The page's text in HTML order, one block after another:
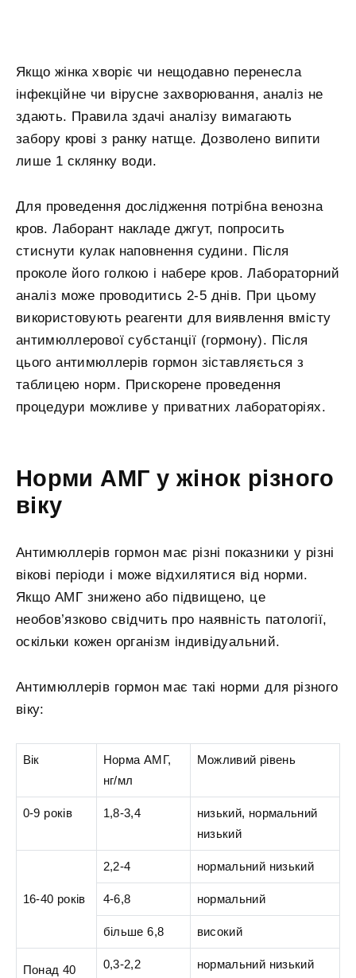
Якщо жінка хворіє чи нещодавно перенесла
інфекційне чи вірусне захворювання, аналіз не
здають. Правила здачі аналізу вимагають
забору крові з ранку натще. Дозволено випити
лише 1 склянку води.
Для проведення дослідження потрібна венозна
кров. Лаборант накладе джгут, попросить
стиснути кулак наповнення судини. Після
проколе його голкою і набере кров. Лабораторний
аналіз може проводитись 2-5 днів. При цьому
використовують реагенти для виявлення вмісту
антимюллерової субстанції (гормону). Після
цього антимюллерів гормон зіставляється з
таблицею норм. Прискорене проведення
процедури можливе у приватних лабораторіях.
Норми АМГ у жінок різного
віку
Антимюллерів гормон має різні показники у різні
вікові періоди і може відхилятися від норми.
Якщо АМГ знижено або підвищено, це
необов’язково свідчить про наявність патології,
оскільки кожен організм індивідуальний.
Антимюллерів гормон має такі норми для різного
віку:
Вік
Норма АМГ,
нг/мл
Можливий рівень
0-9 років 1,8-3,4
низький, нормальний
низький
16-40 років
2,2-4 нормальний низький
4-6,8 нормальний
більше 6,8 високий
Понад 40
0,3-2,2 нормальний низький